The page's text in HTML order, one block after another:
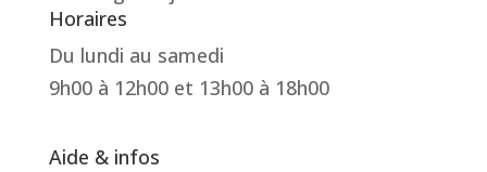
Horaires
Du lundi au samedi
9h00 à 12h00 et 13h00 à 18h00
Aide & infos